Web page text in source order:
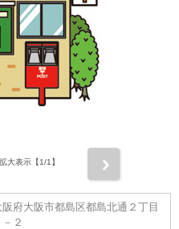
大表示【1/1】
阪府大阪市都島区都島北通２丁目
－２